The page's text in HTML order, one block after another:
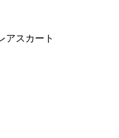
アスカート